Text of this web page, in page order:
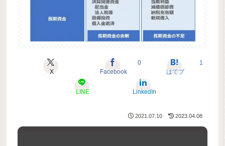
X Facebook
0
はてブ
1
LINE LinkedIn
2021.07.10 2023.04.08